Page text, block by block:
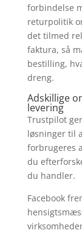
forbindelse
returpolitik
det tilmed
faktura, så
bestilling,
dreng.
Adskillige
levering
Trustpilot
løsninger til
forbrugeres
du
du handler.
Facebook